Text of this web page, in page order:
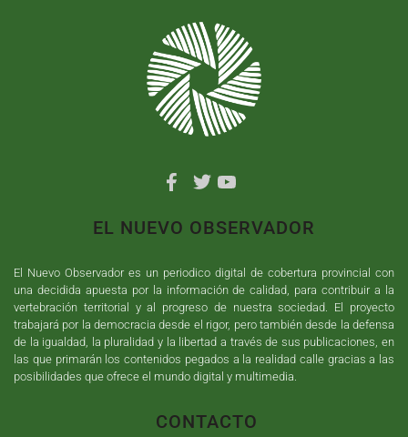
EL NUEVO OBSERVADOR
El Nuevo Observador es un periodico digital de cobertura provincial con
una decidida apuesta por la información de calidad, para contribuir a la
vertebración territorial y al progreso de nuestra sociedad. El proyecto
trabajará por la democracia desde el rigor, pero también desde la defensa
de la igualdad, la pluralidad y la libertad a través de sus publicaciones, en
las que primarán los contenidos pegados a la realidad calle gracias a las
posibilidades que ofrece el mundo digital y multimedia.
CONTACTO